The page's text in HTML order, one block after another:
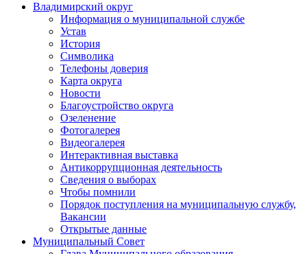
Владимирский округ
Информация о муниципальной службе
Устав
История
Символика
Телефоны доверия
Карта округа
Новости
Благоустройство округа
Озеленение
Фотогалерея
Видеогалерея
Интерактивная выставка
Антикоррупционная деятельность
Сведения о выборах
Чтобы помнили
Порядок поступления на муниципальную службу,
Вакансии
Открытые данные
Муниципальный Совет